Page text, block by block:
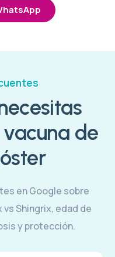
de
en Google sobre
Shingrix, edad de
y protección.